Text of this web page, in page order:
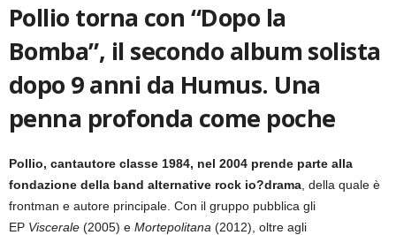
Pollio torna con “Dopo la
Bomba”, il secondo album solista
dopo 9 anni da Humus. Una
penna profonda come poche
Pollio, cantautore classe 1984, nel 2004 prende parte alla
fondazione della band alternative rock io?drama, della quale è
frontman e autore principale. Con il gruppo pubblica gli
EP Viscerale (2005) e Mortepolitana (2012), oltre agli